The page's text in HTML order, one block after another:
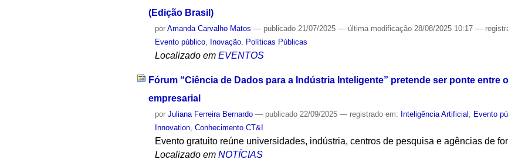
(Edição Brasil)
porAmanda Carvalho Matos — publicado 21/07/2025— última modificação 28/08/2025 10:17—
Evento público Inovação Políticas Públicas
Localizado em EVENTOS
Fórum “Ciência de Dados para a Indústria Inteligente” pretende ser ponte entre
empresarial
porJuliana Ferreira Bernardo — publicado 22/09/2025— registrado em: Inteligência Artificial , Evento
Innovation,Conhecimento CT&I
Evento gratuito reúne universidades, indústria, centros de pesquisa e agências de
Localizado em NOTÍCIAS